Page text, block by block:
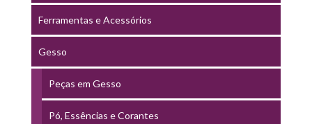
Ferramentas e Acessórios
Gesso
Peças em Gesso
Pó, Essências e Corantes